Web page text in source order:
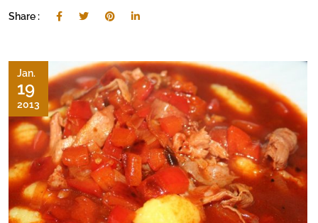
Share :
Jan.
19
2013